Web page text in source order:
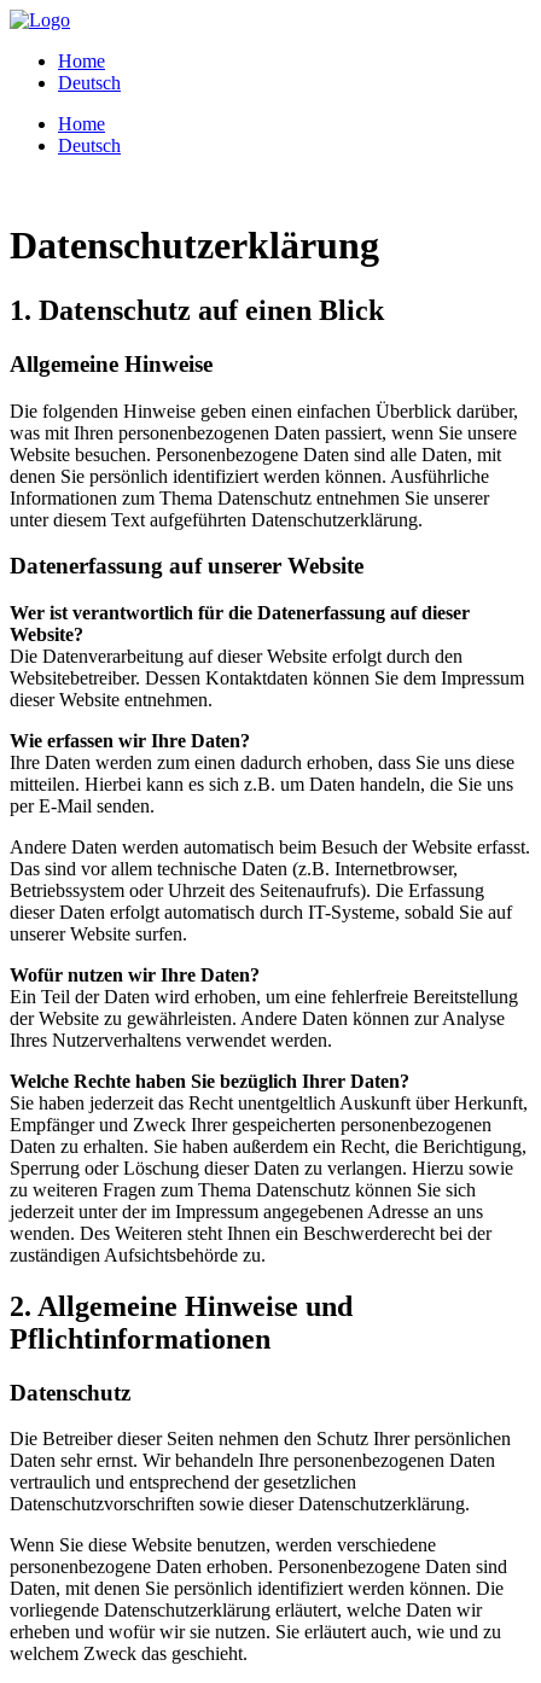
Home
Deutsch
Home
Deutsch
Datenschutzerklärung
1. Datenschutz auf einen Blick
Allgemeine Hinweise
Die folgenden Hinweise geben einen einfachen Überblick darüber,
was mit Ihren personenbezogenen Daten passiert, wenn Sie unsere
Website besuchen. Personenbezogene Daten sind alle Daten, mit
denen Sie persönlich identifiziert werden können. Ausführliche
Informationen zum Thema Datenschutz entnehmen Sie unserer
unter diesem Text aufgeführten Datenschutzerklärung.
Datenerfassung auf unserer Website
Wer ist verantwortlich für die Datenerfassung auf dieser
Website?
Die Datenverarbeitung auf dieser Website erfolgt durch den
Websitebetreiber. Dessen Kontaktdaten können Sie dem Impressum
dieser Website entnehmen.
Wie erfassen wir Ihre Daten?
Ihre Daten werden zum einen dadurch erhoben, dass Sie uns diese
mitteilen. Hierbei kann es sich z.B. um Daten handeln, die Sie uns
per E-Mail senden.
Andere Daten werden automatisch beim Besuch der Website erfasst.
Das sind vor allem technische Daten (z.B. Internetbrowser,
Betriebssystem oder Uhrzeit des Seitenaufrufs). Die Erfassung
dieser Daten erfolgt automatisch durch IT-Systeme, sobald Sie auf
unserer Website surfen.
Wofür nutzen wir Ihre Daten?
Ein Teil der Daten wird erhoben, um eine fehlerfreie Bereitstellung
der Website zu gewährleisten. Andere Daten können zur Analyse
Ihres Nutzerverhaltens verwendet werden.
Welche Rechte haben Sie bezüglich Ihrer Daten?
Sie haben jederzeit das Recht unentgeltlich Auskunft über Herkunft,
Empfänger und Zweck Ihrer gespeicherten personenbezogenen
Daten zu erhalten. Sie haben außerdem ein Recht, die Berichtigung,
Sperrung oder Löschung dieser Daten zu verlangen. Hierzu sowie
zu weiteren Fragen zum Thema Datenschutz können Sie sich
jederzeit unter der im Impressum angegebenen Adresse an uns
wenden. Des Weiteren steht Ihnen ein Beschwerderecht bei der
zuständigen Aufsichtsbehörde zu.
2. Allgemeine Hinweise und
Pflichtinformationen
Datenschutz
Die Betreiber dieser Seiten nehmen den Schutz Ihrer persönlichen
Daten sehr ernst. Wir behandeln Ihre personenbezogenen Daten
vertraulich und entsprechend der gesetzlichen
Datenschutzvorschriften sowie dieser Datenschutzerklärung.
Wenn Sie diese Website benutzen, werden verschiedene
personenbezogene Daten erhoben. Personenbezogene Daten sind
Daten, mit denen Sie persönlich identifiziert werden können. Die
vorliegende Datenschutzerklärung erläutert, welche Daten wir
erheben und wofür wir sie nutzen. Sie erläutert auch, wie und zu
welchem Zweck das geschieht.